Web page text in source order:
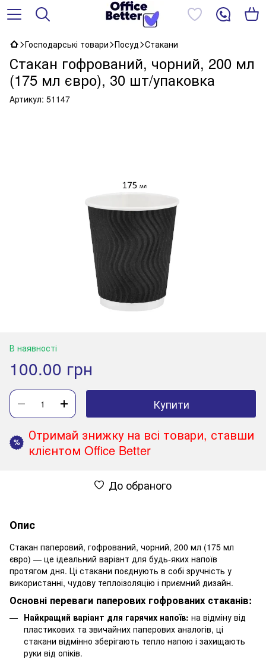
Господарські товари Посуд Стакани
Стакан гофрований, чорний, 200 мл
(175 мл євро), 30 шт/упаковка
Артикул: 51147
В наявності
100.00 грн
Купити
%
Отримай знижку на всі товари, ставши
клієнтом Office Better
До обраного
Опис
Стакан паперовий, гофрований, чорний, 200 мл (175 мл
євро) — це ідеальний варіант для будь-яких напоїв
протягом дня. Ці стакани поєднують в собі зручність у
використанні, чудову теплоізоляцію і приємний дизайн.
Основні переваги паперових гофрованих стаканів:
Найкращий варіант для гарячих напоїв: на відміну від
пластикових та звичайних паперових аналогів, ці
стакани відмінно зберігають тепло напою і захищають
руки від опіків.